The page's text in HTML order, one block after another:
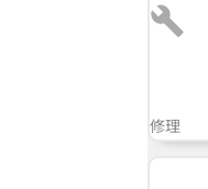
修理